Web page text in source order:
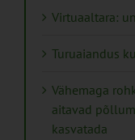
Virtuaaltara:
Turuaiandus
Vähemaga
aitavad
kasvatada